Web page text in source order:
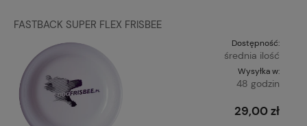
FASTBACK SUPER FLEX FRISBEE
Dostępność:
średnia ilość
Wysyłka w:
48 godzin
29,00 zł